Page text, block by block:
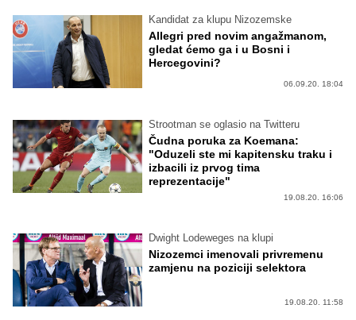
Kandidat za klupu Nizozemske
Allegri pred novim angažmanom,
gledat ćemo ga i u Bosni i
Hercegovini?
06.09.20. 18:04
Strootman se oglasio na Twitteru
Čudna poruka za Koemana:
"Oduzeli ste mi kapitensku traku i
izbacili iz prvog tima
reprezentacije"
19.08.20. 16:06
Dwight Lodeweges na klupi
Nizozemci imenovali privremenu
zamjenu na poziciji selektora
19.08.20. 11:58